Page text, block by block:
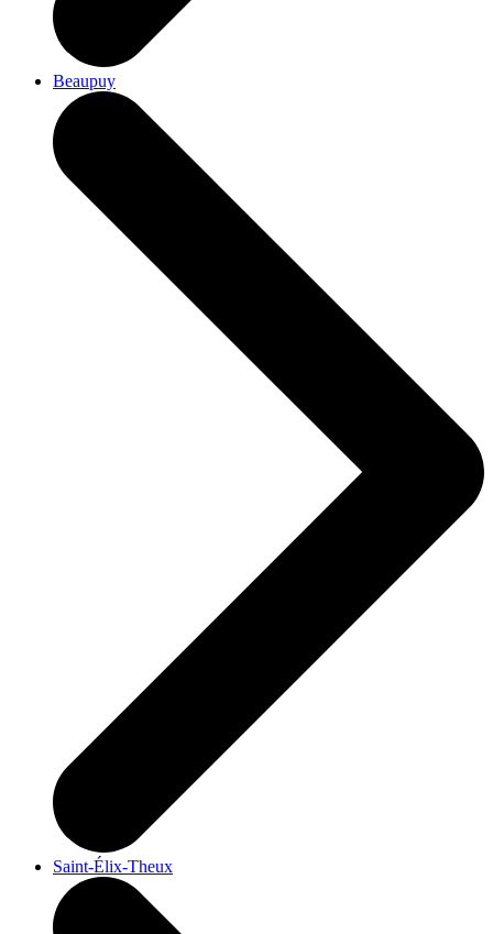
Beaupuy
Saint-Élix-Theux